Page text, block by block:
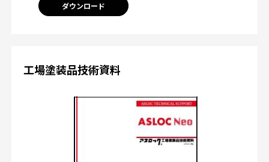
ダウンロード
工場塗装品技術資料